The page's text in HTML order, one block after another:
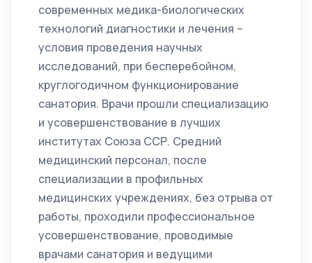
современных медика-биологических
технологий диагностики и лечения –
условия проведения научных
исследований, при бесперебойном,
круглогодичном функционирование
санатория. Врачи прошли специализацию
и усовершенствование в лучших
институтах Союза ССР. Средний
медицинский персонал, после
специализации в профильных
медицинских учреждениях, без отрыва от
работы, проходили профессиональное
усовершенствование, проводимые
врачами санатория и ведущими